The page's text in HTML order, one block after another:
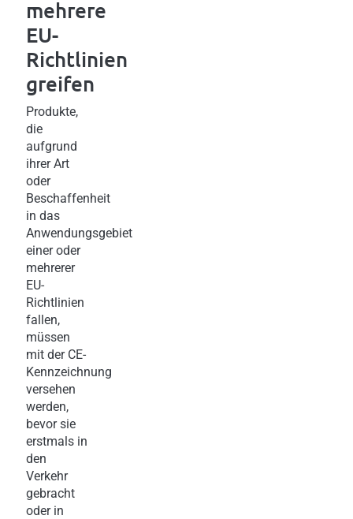
mehrere
EU-
Richtlinien
greifen
Produkte,
die
aufgrund
ihrer Art
oder
Beschaffenheit
in das
Anwendungsgebiet
einer oder
mehrerer
EU-
Richtlinien
fallen,
müssen
mit der CE-
Kennzeichnung
versehen
werden,
bevor sie
erstmals in
den
Verkehr
gebracht
oder in